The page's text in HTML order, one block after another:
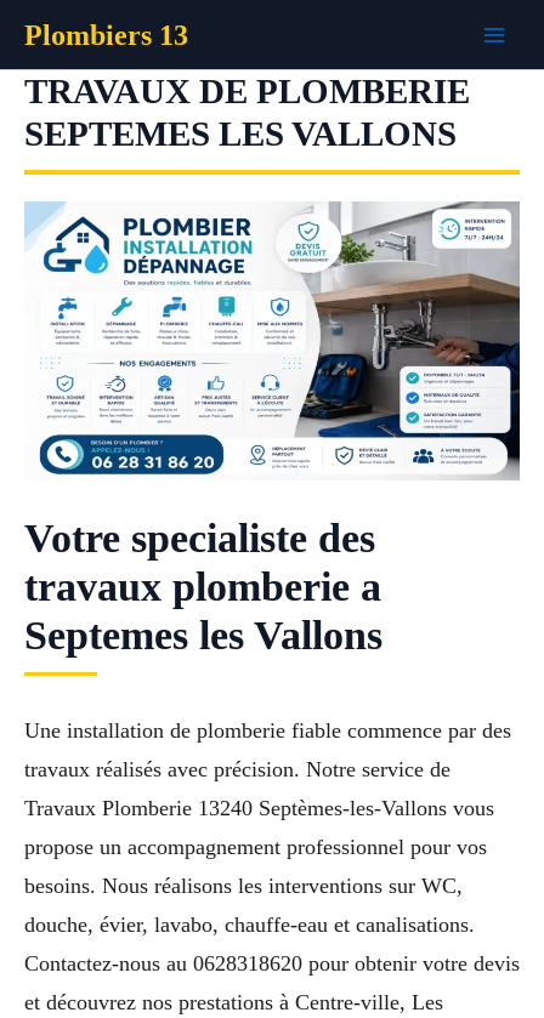
contenu
Plombiers 13
TRAVAUX DE PLOMBERIE
SEPTEMES LES VALLONS
Votre specialiste des
travaux plomberie a
Septemes les Vallons
Une installation de plomberie fiable commence par des
travaux réalisés avec précision. Notre service de
Travaux Plomberie 13240 Septèmes-les-Vallons vous
propose un accompagnement professionnel pour vos
besoins. Nous réalisons les interventions sur WC,
douche, évier, lavabo, chauffe-eau et canalisations.
Contactez-nous au 0628318620 pour obtenir votre devis
et découvrez nos prestations à Centre-ville, Les